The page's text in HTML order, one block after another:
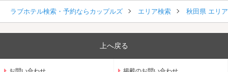
ラブホテル検索・予約ならカップルズ エリア検索 秋田県 エリ
上へ戻る